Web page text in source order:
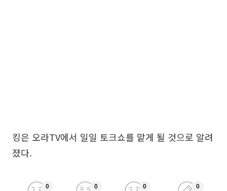
킹은 오라TV에서 일일 토크쇼를 맡게 될 것으로 알려
졌다.
0 0 0 0